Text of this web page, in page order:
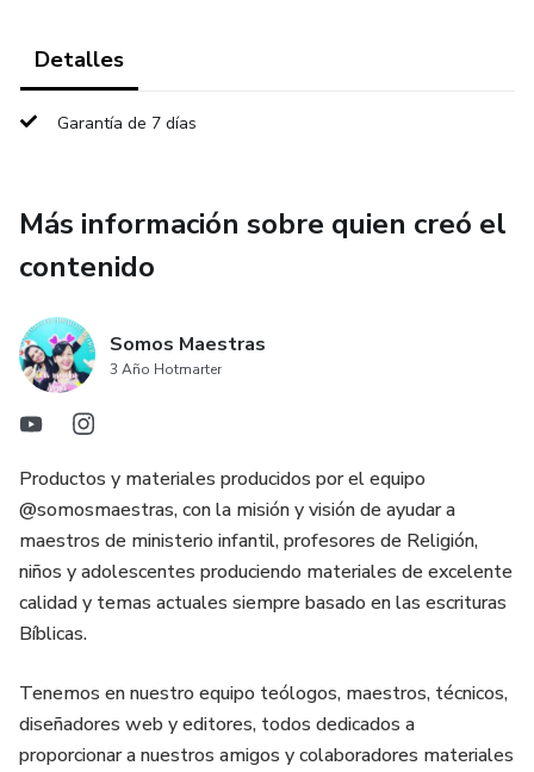
VERSÍCULOS
MÁS DE 150 PÁGINAS
Detalles
Garantía de 7 días
Más información sobre quien creó el
contenido
Somos Maestras
3 Año Hotmarter
Productos y materiales producidos por el equipo
@somosmaestras, con la misión y visión de ayudar a
maestros de ministerio infantil, profesores de Religión,
niños y adolescentes produciendo materiales de excelente
calidad y temas actuales siempre basado en las escrituras
Bíblicas.
Tenemos en nuestro equipo teólogos, maestros, técnicos,
diseñadores web y editores, todos dedicados a
proporcionar a nuestros amigos y colaboradores materiales